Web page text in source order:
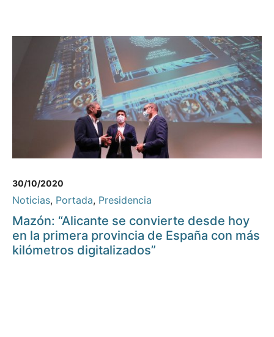
30/10/2020
Noticias, Portada, Presidencia
Mazón: “Alicante se convierte desde hoy
en la primera provincia de España con más
kilómetros digitalizados”